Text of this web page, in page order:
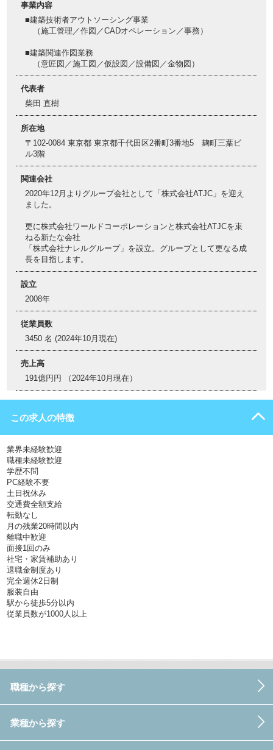
事業内容
■建築技術者アウトソーシング事業
（施工管理／作図／CADオペレーション／事務）
■建築関連作図業務
（意匠図／施工図／仮設図／設備図／金物図）
代表者
柴田 直樹
所在地
〒102-0084 東京都 東京都千代田区2番町3番地5 麹町三葉ビ
ル3階
関連会社
2020年12月よりグループ会社として「株式会社ATJC」を迎え
ました。
更に株式会社ワールドコーポレーションと株式会社ATJCを束
ねる新たな会社
「株式会社ナレルグループ」を設立。グループとして更なる成
長を目指します。
設立
2008年
従業員数
3450 名 (2024年10月現在)
売上高
191億円円 （2024年10月現在）
この求人の特徴
業界未経験歓迎
職種未経験歓迎
学歴不問
PC経験不要
土日祝休み
交通費全額支給
転勤なし
月の残業20時間以内
離職中歓迎
面接1回のみ
社宅・家賃補助あり
退職金制度あり
完全週休2日制
服装自由
駅から徒歩5分以内
従業員数が1000人以上
職種から探す
業種から探す